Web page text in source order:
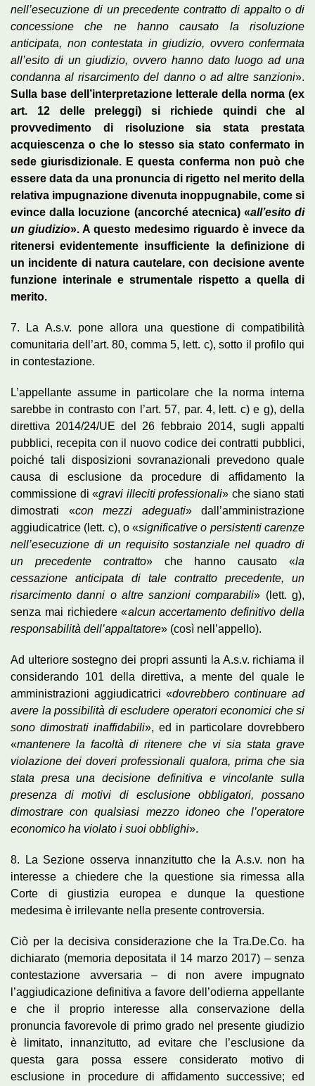
nell’esecuzione di un precedente contratto di appalto o di
concessione che ne hanno causato la risoluzione
anticipata, non contestata in giudizio, ovvero confermata
all’esito di un giudizio, ovvero hanno dato luogo ad una
condanna al risarcimento del danno o ad altre sanzioni».
Sulla base dell’interpretazione letterale della norma (ex
art. 12 delle preleggi) si richiede quindi che al
provvedimento di risoluzione sia stata prestata
acquiescenza o che lo stesso sia stato confermato in
sede giurisdizionale. E questa conferma non può che
essere data da una pronuncia di rigetto nel merito della
relativa impugnazione divenuta inoppugnabile, come si
evince dalla locuzione (ancorché atecnica) «all’esito di
un giudizio». A questo medesimo riguardo è invece da
ritenersi evidentemente insufficiente la definizione di
un incidente di natura cautelare, con decisione avente
funzione interinale e strumentale rispetto a quella di
merito.
7. La A.s.v. pone allora una questione di compatibilità
comunitaria dell’art. 80, comma 5, lett. c), sotto il profilo qui
in contestazione.
L’appellante assume in particolare che la norma interna
sarebbe in contrasto con l’art. 57, par. 4, lett. c) e g), della
direttiva 2014/24/UE del 26 febbraio 2014, sugli appalti
pubblici, recepita con il nuovo codice dei contratti pubblici,
poiché tali disposizioni sovranazionali prevedono quale
causa di esclusione da procedure di affidamento la
commissione di «gravi illeciti professionali» che siano stati
dimostrati «con mezzi adeguati» dall’amministrazione
aggiudicatrice (lett. c), o «significative o persistenti carenze
nell’esecuzione di un requisito sostanziale nel quadro di
un precedente contratto» che hanno causato «la
cessazione anticipata di tale contratto precedente, un
risarcimento danni o altre sanzioni comparabili» (lett. g),
senza mai richiedere «alcun accertamento definitivo della
responsabilità dell’appaltatore» (così nell’appello).
Ad ulteriore sostegno dei propri assunti la A.s.v. richiama il
considerando 101 della direttiva, a mente del quale le
amministrazioni aggiudicatrici «dovrebbero continuare ad
avere la possibilità di escludere operatori economici che si
sono dimostrati inaffidabili», ed in particolare dovrebbero
«mantenere la facoltà di ritenere che vi sia stata grave
violazione dei doveri professionali qualora, prima che sia
stata presa una decisione definitiva e vincolante sulla
presenza di motivi di esclusione obbligatori, possano
dimostrare con qualsiasi mezzo idoneo che l’operatore
economico ha violato i suoi obblighi».
8. La Sezione osserva innanzitutto che la A.s.v. non ha
interesse a chiedere che la questione sia rimessa alla
Corte di giustizia europea e dunque la questione
medesima è irrilevante nella presente controversia.
Ciò per la decisiva considerazione che la Tra.De.Co. ha
dichiarato (memoria depositata il 14 marzo 2017) – senza
contestazione avversaria – di non avere impugnato
l’aggiudicazione definitiva a favore dell’odierna appellante
e che il proprio interesse alla conservazione della
pronuncia favorevole di primo grado nel presente giudizio
è limitato, innanzitutto, ad evitare che l’esclusione da
questa gara possa essere considerato motivo di
esclusione in procedure di affidamento successive; ed